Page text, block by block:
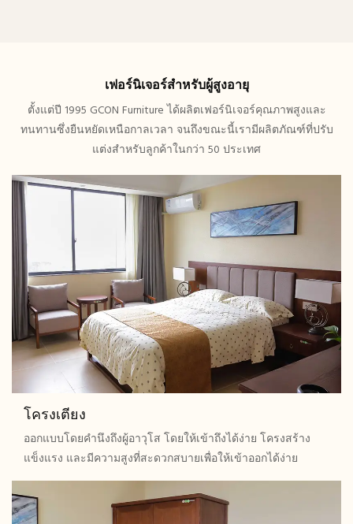
เฟอร์นิเจอร์สำหรับผู้สูงอายุ
ตั้งแต่ปี 1995 GCON Furniture ได้ผลิตเฟอร์นิเจอร์คุณภาพสูงและ
ทนทานซึ่งยืนหยัดเหนือกาลเวลา จนถึงขณะนี้เรามีผลิตภัณฑ์ที่ปรับ
แต่งสำหรับลูกค้าในกว่า 50 ประเทศ
โครงเตียง
ออกแบบโดยคำนึงถึงผู้อาวุโส โดยให้เข้าถึงได้ง่าย โครงสร้าง
แข็งแรง และมีความสูงที่สะดวกสบายเพื่อให้เข้าออกได้ง่าย